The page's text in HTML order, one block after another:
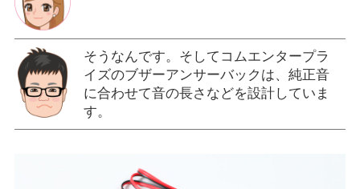
そうなんです。そしてコムエンタープラ
イズのブザーアンサーバックは、純正音
に合わせて音の長さなどを設計していま
す。